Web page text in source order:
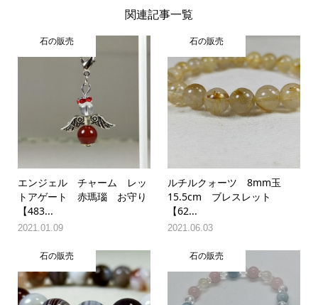
関連記事一覧
石の販売
エンジェル チャーム レッ
トアゲート 赤瑪瑙 お守り
【483...
2021.01.09
石の販売
ルチルクォーツ 8mm玉
15.5cm ブレスレット
【62...
2021.06.03
石の販売 石の販売